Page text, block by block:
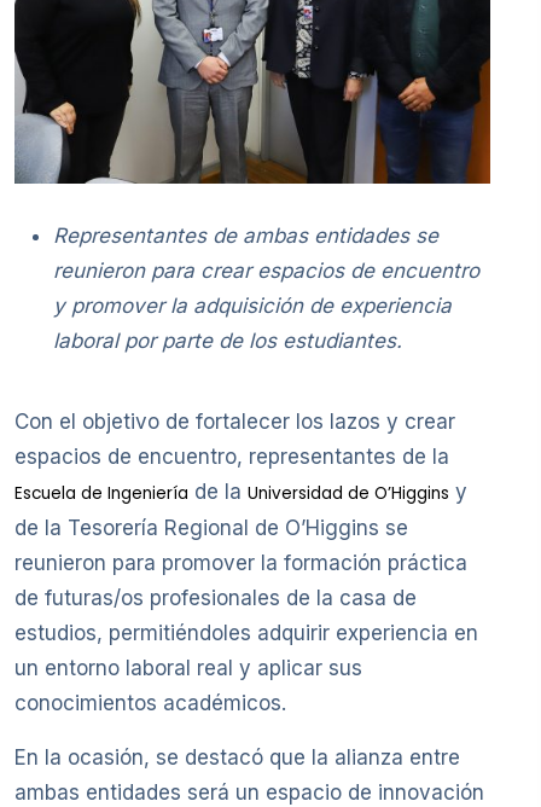
Representantes de ambas entidades se
reunieron para crear espacios de encuentro
y promover la adquisición de experiencia
laboral por parte de los estudiantes.
Con el objetivo de fortalecer los lazos y crear
espacios de encuentro, representantes de la
Escuela de Ingeniería de la Universidad de O’Higgins y
de la Tesorería Regional de O’Higgins se
reunieron para promover la formación práctica
de futuras/os profesionales de la casa de
estudios, permitiéndoles adquirir experiencia en
un entorno laboral real y aplicar sus
conocimientos académicos.
En la ocasión, se destacó que la alianza entre
ambas entidades será un espacio de innovación